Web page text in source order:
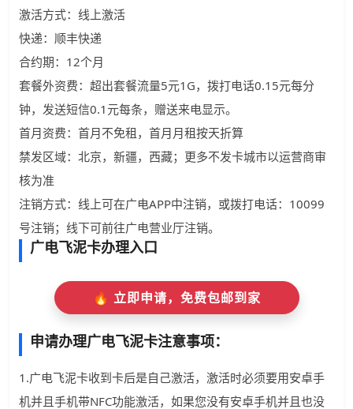
激活方式：线上激活
快递：顺丰快递
合约期：12个月
套餐外资费：超出套餐流量5元1G，拨打电话0.15元每分
钟，发送短信0.1元每条，赠送来电显示。
首月资费：首月不免租，首月月租按天折算
禁发区域：北京，新疆，西藏；更多不发卡城市以运营商审
核为准
注销方式：线上可在广电APP中注销，或拨打电话：10099
号注销；线下可前往广电营业厅注销。
广电飞泥卡办理入口
🔥 立即申请，免费包邮到家
申请办理广电飞泥卡注意事项：
1.广电飞泥卡收到卡后是自己激活，激活时必须要用安卓手
机并且手机带NFC功能激活，如果您没有安卓手机并且也没